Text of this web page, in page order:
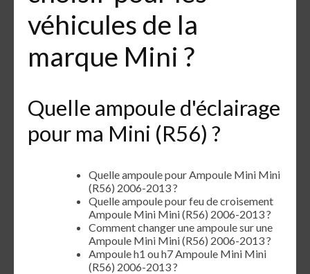
véhicules de la
marque Mini ?
Quelle ampoule d'éclairage
pour ma Mini (R56) ?
Quelle ampoule pour Ampoule Mini Mini
(R56) 2006-2013 ?
Quelle ampoule pour feu de croisement
Ampoule Mini Mini (R56) 2006-2013 ?
Comment changer une ampoule sur une
Ampoule Mini Mini (R56) 2006-2013 ?
Ampoule h1 ou h7 Ampoule Mini Mini
(R56) 2006-2013 ?